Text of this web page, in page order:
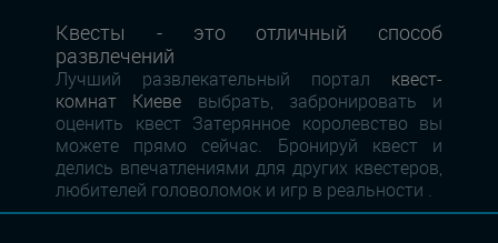
Квесты - это отличный способ
развлечений
Лучший развлекательный портал квест-
комнат Киеве выбрать, забронировать и
оценить квест Затерянное королевство вы
можете прямо сейчас. Бронируй квест и
делись впечатлениями для других квестеров,
любителей головоломок и игр в реальности .